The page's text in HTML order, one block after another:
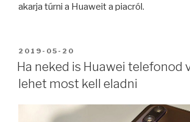
akarja túrni a Huaweit a piacról.
BEKÜLDVE:
2019-05-20
Ha neked is Huawei telefonod
lehet most kell eladni